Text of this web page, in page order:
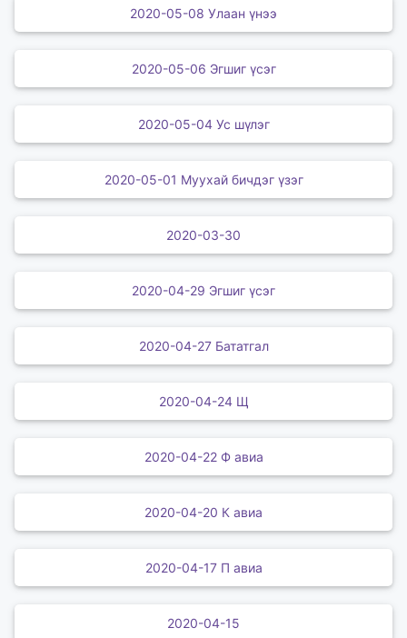
2020-05-08 Улаан үнээ
2020-05-06 Эгшиг үсэг
2020-05-04 Ус шүлэг
2020-05-01 Муухай бичдэг үзэг
2020-03-30
2020-04-29 Эгшиг үсэг
2020-04-27 Бататгал
2020-04-24 Щ
2020-04-22 Ф авиа
2020-04-20 К авиа
2020-04-17 П авиа
2020-04-15